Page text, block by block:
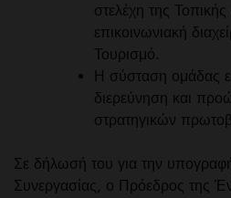
στελέχη της
επικοινωνιακή
Τουρισμό.
Η σύσταση ομάδας
διερεύνηση και
στρατηγικών
Σε δήλωσή του για την
Συνεργασίας, ο Πρόεδρος της